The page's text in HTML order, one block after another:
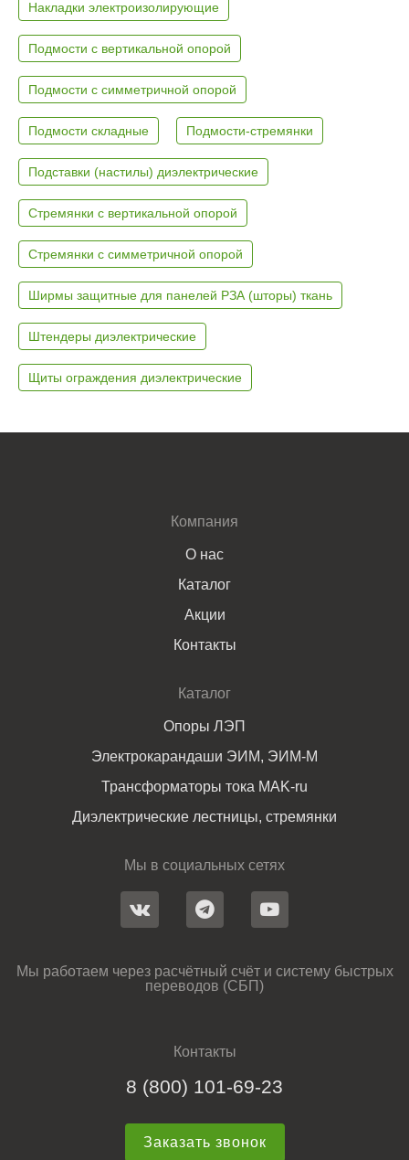
Накладки электроизолирующие
Подмости с вертикальной опорой
Подмости с симметричной опорой
Подмости складные Подмости-стремянки
Подставки (настилы) диэлектрические
Стремянки с вертикальной опорой
Стремянки с симметричной опорой
Ширмы защитные для панелей РЗА (шторы) ткань
Штендеры диэлектрические
Щиты ограждения диэлектрические
Компания
О нас
Каталог
Акции
Контакты
Каталог
Опоры ЛЭП
Электрокарандаши ЭИМ, ЭИМ-М
Трансформаторы тока MAK-ru
Диэлектрические лестницы, стремянки
Мы в социальных сетях
Мы работаем через расчётный счёт и систему быстрых
переводов (СБП)
Контакты
8 (800) 101-69-23
Заказать звонок